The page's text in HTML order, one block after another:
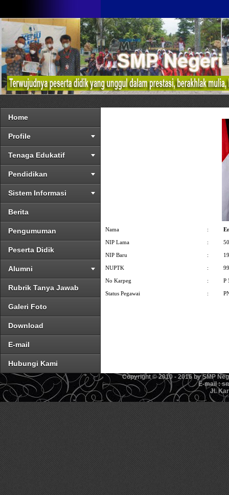
Home
Profile
Tenaga Edukatif
Pendidikan
Sistem Informasi
Berita
Pengumuman
Peserta Didik
Alumni
Rubrik Tanya Jawab
Galeri Foto
Download
E-mail
Hubungi Kami
Nama :
NIP Lama :
NIP Baru :
NUPTK :
No Karpeg : P
Status Pegawai :
Copyright © 2010 - 2016 by SMP
E-mail :
Jl.